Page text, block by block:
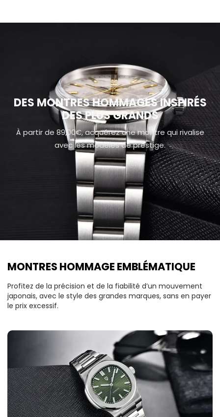
DES MONTRES HOMMAGES INSPIRÉS
DES PLUS GRANDS
À partir de 89,00€, acquérez une montre qui rivalise
avec les modèles de prestige.
MONTRES HOMMAGE EMBLÉMATIQUE
Profitez de la précision et de la fiabilité d’un mouvement
japonais, avec le style des grandes marques, sans en payer
le prix excessif.